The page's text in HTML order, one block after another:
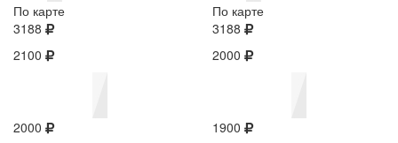
По карте
3188
2100
2000
По карте
3188
2000
1900